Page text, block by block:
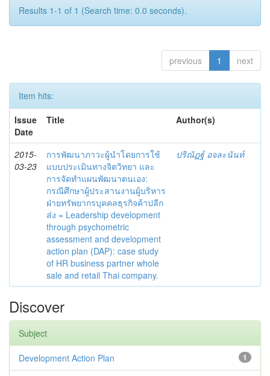
Results 1-1 of 1 (Search time: 0.0 seconds).
previous 1 next
Item hits:
Issue
Date
Title Author(s)
2015-
03-23
การพัฒนาภาวะผู้นำโดยการใช้
แบบประเมินทางจิตวิทยา และ
การจัดทำแผนพัฒนาตนเอง:
กรณีศึกษาผู้ประสานงานผู้บริหาร
ฝ่ายทรัพยากรบุคคลธุรกิจค้าปลีก
ส่ง = Leadership development
through psychometric
assessment and development
action plan (DAP): case study
of HR business partner whole
sale and retail Thai company.
ปริณัฏฐ์ อจละนันท์
Discover
Subject
1
Development Action Plan